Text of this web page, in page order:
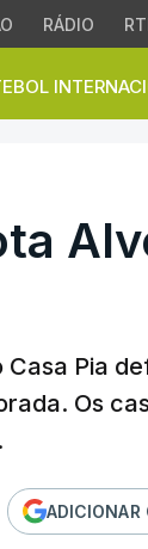
RÁDIO
Casa Pia
Os
ADICIONAR